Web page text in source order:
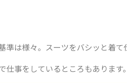
準は様々。スーツをバシッと着て
仕事をしているところもあります。